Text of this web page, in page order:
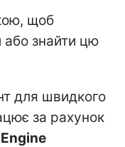
щоб
або знайти цю
для швидкого
за рахунок